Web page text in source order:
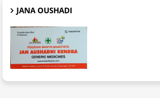
JANA OUSHADI